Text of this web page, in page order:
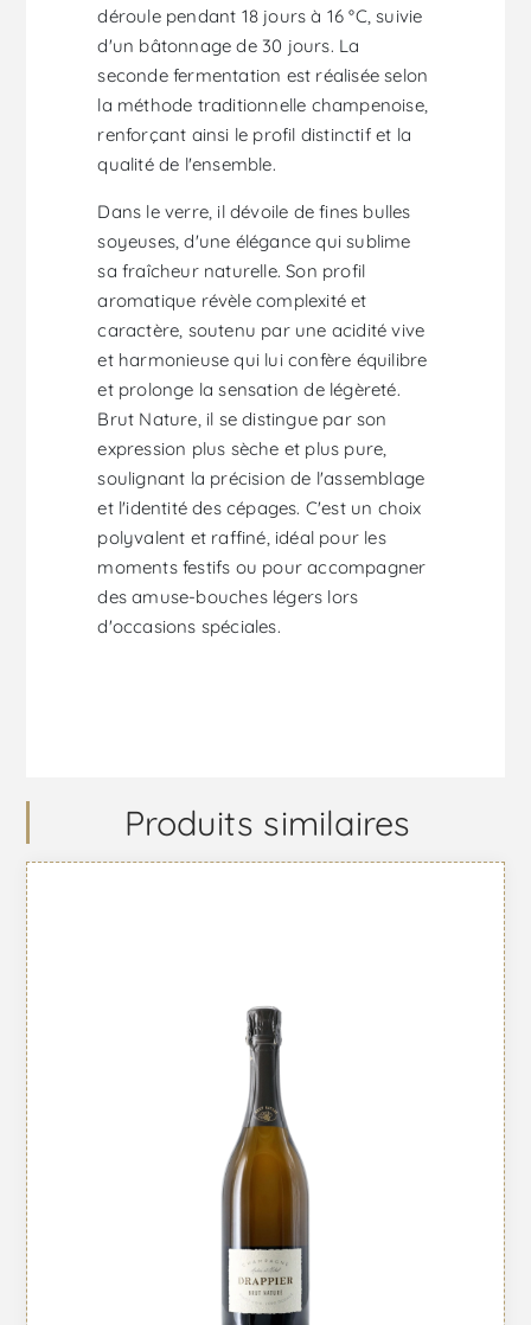
déroule pendant 18 jours à 16 °C, suivie
d'un bâtonnage de 30 jours. La
seconde fermentation est réalisée selon
la méthode traditionnelle champenoise,
renforçant ainsi le profil distinctif et la
qualité de l'ensemble.
Dans le verre, il dévoile de fines bulles
soyeuses, d'une élégance qui sublime
sa fraîcheur naturelle. Son profil
aromatique révèle complexité et
caractère, soutenu par une acidité vive
et harmonieuse qui lui confère équilibre
et prolonge la sensation de légèreté.
Brut Nature, il se distingue par son
expression plus sèche et plus pure,
soulignant la précision de l'assemblage
et l'identité des cépages. C'est un choix
polyvalent et raffiné, idéal pour les
moments festifs ou pour accompagner
des amuse-bouches légers lors
d'occasions spéciales.
Produits similaires